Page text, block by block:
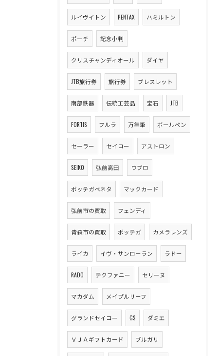
ルイヴイトン PENTAX ハミルトン
ポーチ 記念小判
クリスチャンディオール ダイヤ
JTB旅行券 旅行券 ブレスレット
南部鉄器 伝統工芸品 宝石 JTB
FORTIS フルラ 万年筆 ボールペン
セーラー セイコー アストロン
SEIKO 弘前高田 ウブロ
ボッテガベネタ マックカード
弘前市の買取 フェンディ
青森市の買取 ボッテガ カメラレンズ
ライカ イヴ・サンローラン ラドー
RADO テクファニー セリーヌ
マカダム メイプルリーフ
グランドセイコー GS ダミエ
ＶＪＡギフトカード ブルガリ